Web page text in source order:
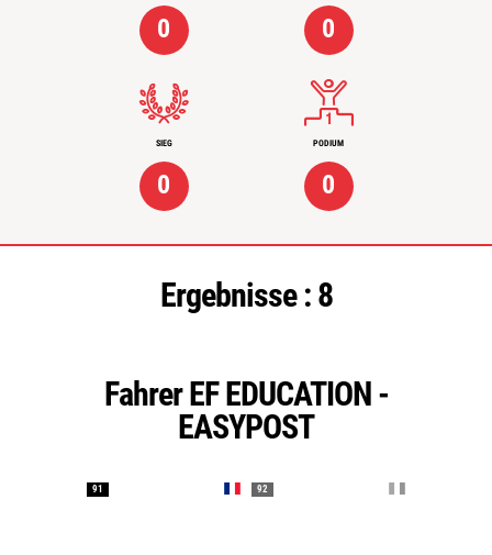
0 0
SIEG
0
PODIUM
0
Ergebnisse : 8
Fahrer EF EDUCATION -
EASYPOST
91 92